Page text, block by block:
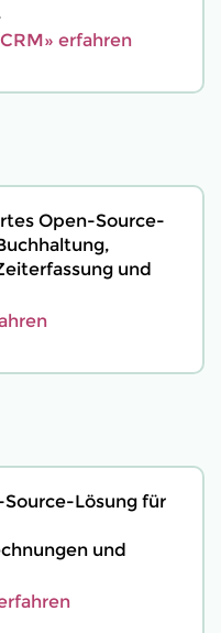
erfahren
Open-Source-
und
Lösung für
und